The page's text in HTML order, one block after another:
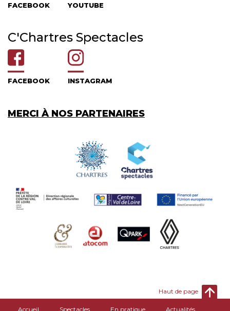
FACEBOOK YOUTUBE
C'Chartres Spectacles
FACEBOOK INSTAGRAM
MERCI À NOS PARTENAIRES
Accueil Spectacles En pratique Actualités
Haut de page